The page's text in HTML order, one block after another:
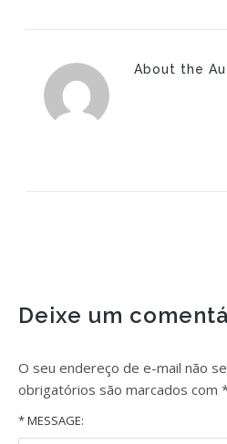
About the
Deixe um
O seu endereço de e-mail não
obrigatórios são marcados com
* MESSAGE: